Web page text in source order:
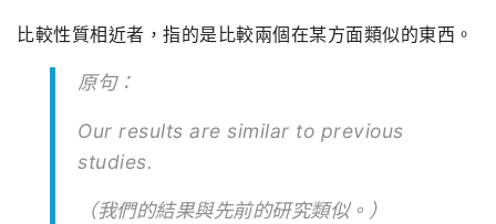
比較性質相近者，指的是比較兩個在某方面類似的東西。
原句：
Our results are similar to previous
studies.
（我們的結果與先前的研究類似。）